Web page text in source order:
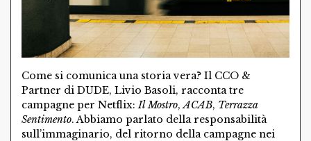
Come si comunica una storia vera? Il CCO &
Partner di DUDE, Livio Basoli, racconta tre
campagne per Netflix:Il Mostro,ACAB, Terrazza
Sentimento. Abbiamo parlato della responsabilità
sull’immaginario, del ritorno della campagne nei